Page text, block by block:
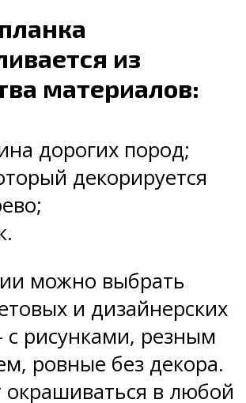
из
материалов:
дорогих пород;
декорируется
можно выбрать
и дизайнерских
рисунками, резным
ровные без декора.
в любой